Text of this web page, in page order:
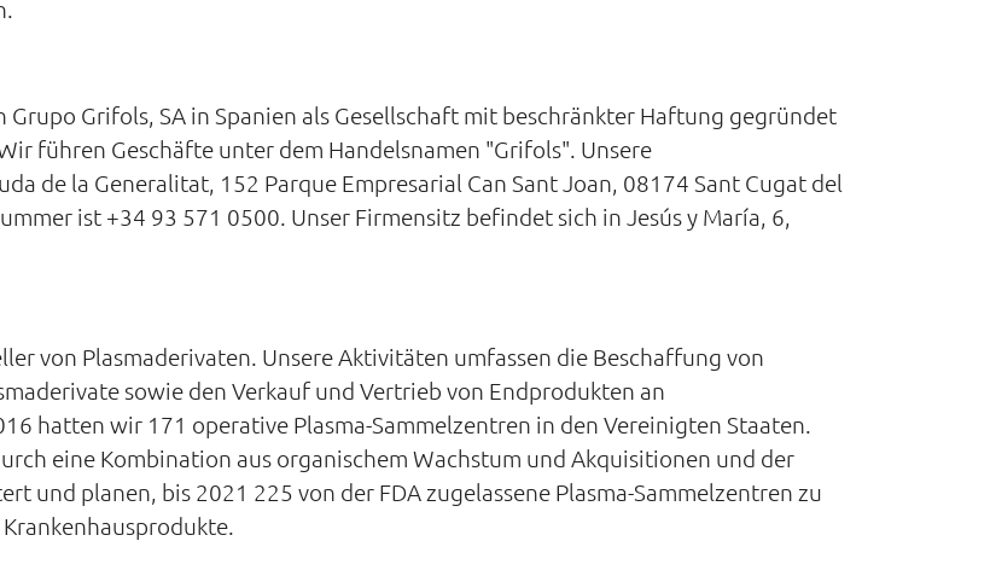
Grifols, SA in Spanien als Gesellschaft mit beschränkter Haftung gegründet
führen Geschäfte unter dem Handelsnamen "Grifols". Unsere
de la Generalitat, 152 Parque Empresarial Can Sant Joan, 08174 Sant Cugat del
ist +34 93 571 0500. Unser Firmensitz befindet sich in Jesús y María, 6,
von Plasmaderivaten. Unsere Aktivitäten umfassen die Beschaffung von
sowie den Verkauf und Vertrieb von Endprodukten an
hatten wir 171 operative Plasma-Sammelzentren in den Vereinigten Staaten.
eine Kombination aus organischem Wachstum und Akquisitionen und der
und planen, bis 2021 225 von der FDA zugelassene Plasma-Sammelzentren zu